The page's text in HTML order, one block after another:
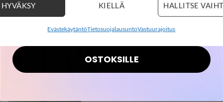
HYVÄKSY KIELLÄ HALLITSE
EvästekäytäntöTietosuojalausuntoVastuurajoitus
LISÄÄ
LISÄÄ
+
days hours minutes seconds
OSTOKSILLE